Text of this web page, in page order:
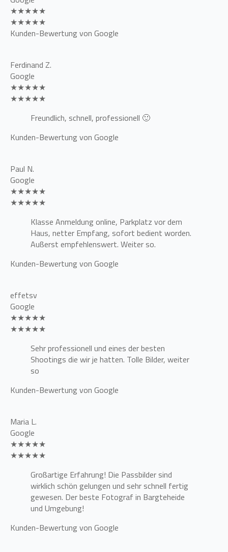
★★★★★
★★★★★
Kunden-Bewertung von Google
Ferdinand Z.
Google
★★★★★
★★★★★
Freundlich, schnell, professionell 🙂
Kunden-Bewertung von Google
Paul N.
Google
★★★★★
★★★★★
Klasse Anmeldung online, Parkplatz vor dem
Haus, netter Empfang, sofort bedient worden.
Außerst empfehlenswert. Weiter so.
Kunden-Bewertung von Google
effetsv
Google
★★★★★
★★★★★
Sehr professionell und eines der besten
Shootings die wir je hatten. Tolle Bilder, weiter
so
Kunden-Bewertung von Google
Maria L.
Google
★★★★★
★★★★★
Großartige Erfahrung! Die Passbilder sind
wirklich schön gelungen und sehr schnell fertig
gewesen. Der beste Fotograf in Bargteheide
und Umgebung!
Kunden-Bewertung von Google